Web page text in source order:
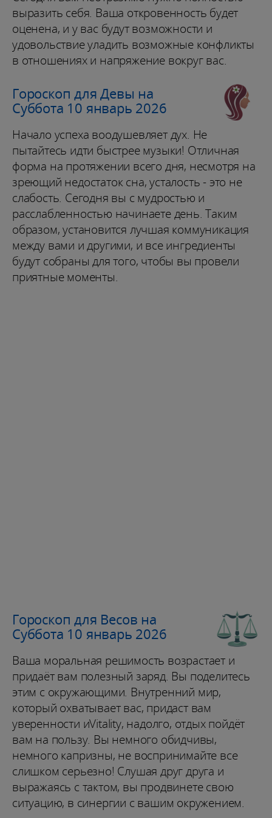
выразить себя. Ваша откровенность будет
оценена, и у вас будут возможности и
удовольствие уладить возможные конфликты
в отношениях и напряжение вокруг вас.
Гороскоп для Девы на
Суббота 10 январь 2026
Начало успеха воодушевляет дух. Не
пытайтесь идти быстрее музыки! Отличная
форма на протяжении всего дня, несмотря на
зреющий недостаток сна, усталость - это не
слабость. Сегодня вы с мудростью и
расслабленностью начинаете день. Таким
образом, установится лучшая коммуникация
между вами и другими, и все ингредиенты
будут собраны для того, чтобы вы провели
приятные моменты.
Гороскоп для Весов на
Суббота 10 январь 2026
Ваша моральная решимость возрастает и
придаёт вам полезный заряд. Вы поделитесь
этим с окружающими. Внутренний мир,
который охватывает вас, придаст вам
уверенности иVitality, надолго, отдых пойдёт
вам на пользу. Вы немного обидчивы,
немного капризны, не воспринимайте все
слишком серьезно! Слушая друг друга и
выражаясь с тактом, вы продвинете свою
ситуацию, в синергии с вашим окружением.